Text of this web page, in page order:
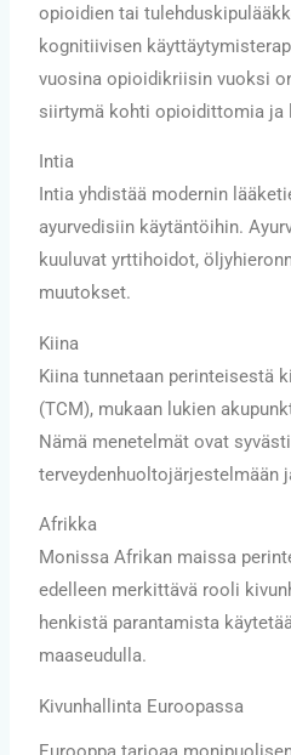
opioidien tai
kognitiivisen
vuosina opioidikriisin vuoksi
siirtymä kohti opioidittomia ja
Intia
Intia yhdistää modernin
ayurvedisiin käytäntöihin.
kuuluvat yrttihoidot,
muutokset.
Kiina
Kiina tunnetaan perinteisestä
(TCM), mukaan lukien
Nämä menetelmät ovat
terveydenhuoltojärjestelmään
Afrikka
Monissa Afrikan maissa
edelleen merkittävä rooli
henkistä parantamista
maaseudulla.
Kivunhallinta Euroopassa